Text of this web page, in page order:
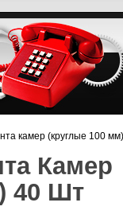
камер (круглые 100
Камер
40 Шт